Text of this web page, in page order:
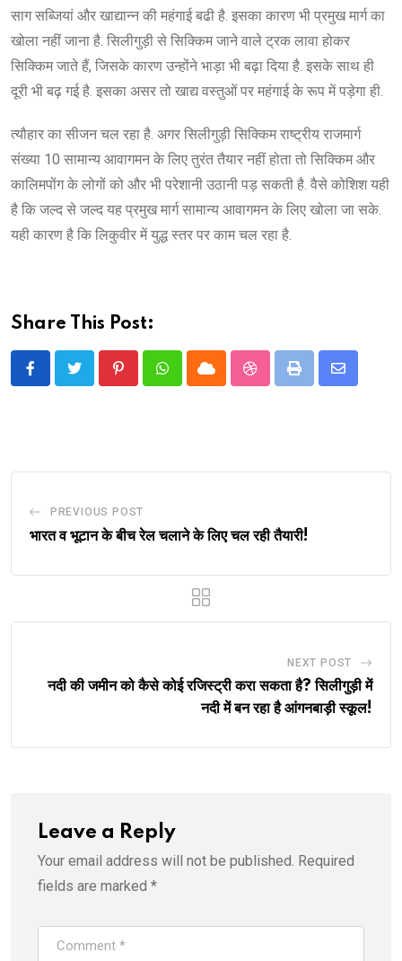
साग सब्जियां और खाद्यान्न की महंगाई बढी है. इसका कारण भी प्रमुख मार्ग का
खोला नहीं जाना है. सिलीगुड़ी से सिक्किम जाने वाले ट्रक लावा होकर
सिक्किम जाते हैं, जिसके कारण उन्होंने भाड़ा भी बढ़ा दिया है. इसके साथ ही
दूरी भी बढ़ गई है. इसका असर तो खाद्य वस्तुओं पर महंगाई के रूप में पड़ेगा ही.
त्यौहार का सीजन चल रहा है. अगर सिलीगुड़ी सिक्किम राष्ट्रीय राजमार्ग
संख्या 10 सामान्य आवागमन के लिए तुरंत तैयार नहीं होता तो सिक्किम और
कालिमपोंग के लोगों को और भी परेशानी उठानी पड़ सकती है. वैसे कोशिश यही
है कि जल्द से जल्द यह प्रमुख मार्ग सामान्य आवागमन के लिए खोला जा सके.
यही कारण है कि लिकुवीर में युद्ध स्तर पर काम चल रहा है.
Share This Post:
PinterestWhatsappCloud StumbleUpon
Print
Share
PREVIOUS POST
भारत व भूटान के बीच रेल चलाने के लिए चल रही तैयारी!
NEXT POST
नदी की जमीन को कैसे कोई रजिस्ट्री करा सकता है? सिलीगुड़ी में
नदी में बन रहा है आंगनबाड़ी स्कूल!
Leave a Reply
Your email address will not be published. Required
fields are marked *